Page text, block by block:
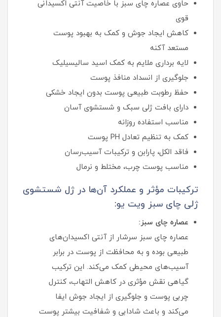
حاوی عصاره چای سبز با خاصیت آنتی‌ اکسیدانی
قوی
کاهش ایجاد جوش و کمک به بهبود پوست
مستعد آکنه
لایه‌ برداری ملایم به کمک اسید سالیسیلیک
جلوگیری از انسداد منافذ پوست
حفظ رطوبت طبیعی پوست بدون ایجاد خشکی
دارای بافت ژلی سبک و شستشوی آسان
مناسب استفاده روزانه
کمک به تنظیم تعادل PH پوست
فاقد الکل، پارابن و ترکیبات آسیب‌رسان
مناسب پوست چرب، مختلط و نرمال
ترکیبات مؤثر و عملکرد آن‌ها در ژل شستشوی
ژلی چای سبز ویت یو:
عصاره چای سبز:
عصاره چای سبز سرشار از آنتی‌ اکسیدان‌های
طبیعی بوده و به محافظت از پوست در برابر
آسیب‌های محیطی کمک می‌کند. این ترکیب
گیاهی نقش مؤثری در کاهش التهاب، کنترل
چربی پوست و جلوگیری از ایجاد جوش ایفا
می‌کند و باعث شادابی و شفافیت بیشتر پوست